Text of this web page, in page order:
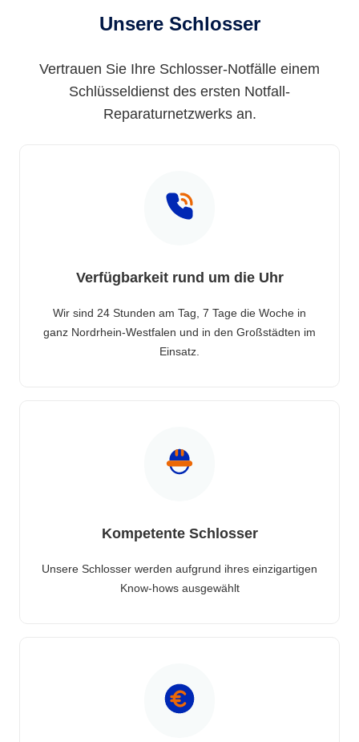
Unsere Schlosser
Vertrauen Sie Ihre Schlosser-Notfälle einem
Schlüsseldienst des ersten Notfall-
Reparaturnetzwerks an.
Verfügbarkeit rund um die Uhr
Wir sind 24 Stunden am Tag, 7 Tage die Woche in
ganz Nordrhein-Westfalen und in den Großstädten im
Einsatz.
Kompetente Schlosser
Unsere Schlosser werden aufgrund ihres einzigartigen
Know-hows ausgewählt